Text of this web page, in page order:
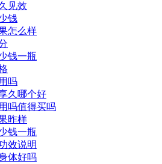
见效
钱
怎么样
钱一瓶
吗
久哪个好
吗值得买吗
昨样
钱一瓶
效说明
体好吗